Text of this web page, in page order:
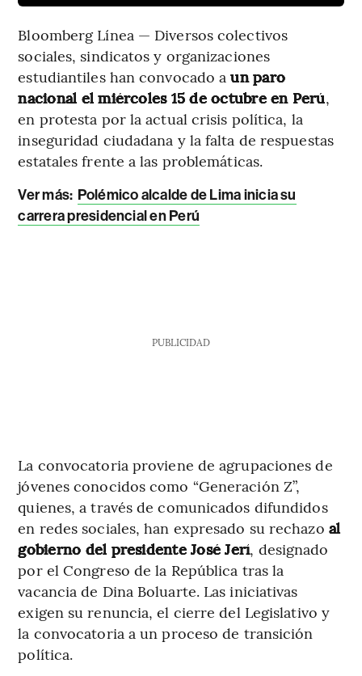
Bloomberg Línea — Diversos colectivos
sociales, sindicatos y organizaciones
estudiantiles han convocado aun paro
nacional el miércoles 15 de octubre en Perú,
en protesta por la actual crisis política, la
inseguridad ciudadana y la falta de respuestas
estatales frente a las problemáticas.
Ver más: Polémico alcalde de Lima inicia su
carrera presidencial en Perú
PUBLICIDAD
La convocatoria proviene de agrupaciones de
jóvenes conocidos como “Generación Z”,
quienes, a través de comunicados difundidos
en redes sociales, han expresado su rechazo al
gobierno del presidente José Jerí, designado
por el Congreso de la República tras la
vacancia de Dina Boluarte. Las iniciativas
exigen su renuncia, el cierre del Legislativo y
la convocatoria a un proceso de transición
política.